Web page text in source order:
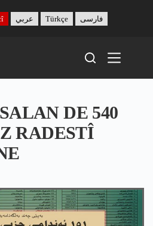
عربي Türkçe فارسی
DE 540
RADESTÎ